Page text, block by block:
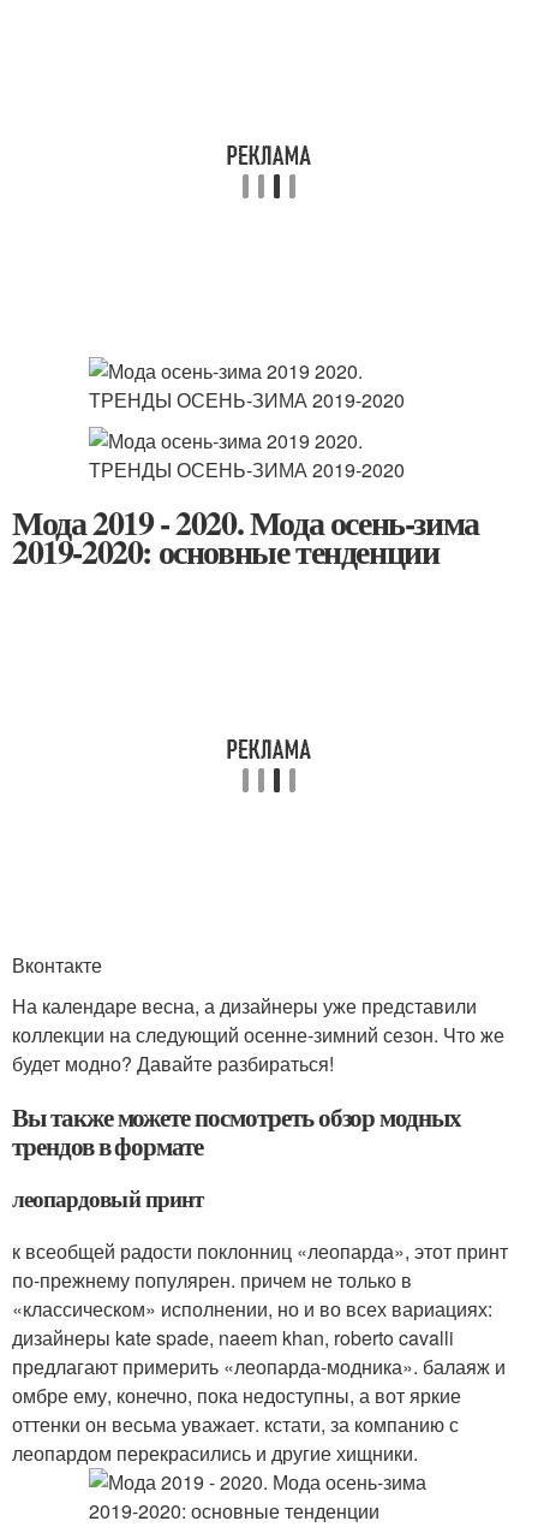
Мода 2019 - 2020. Мода осень-зима
2019-2020: основные тенденции
Вконтакте
На календаре весна, а дизайнеры уже представили
коллекции на следующий осенне-зимний сезон. Что же
будет модно? Давайте разбираться!
Вы также можете посмотреть обзор модных
трендов в формате
леопардовый принт
к всеобщей радости поклонниц «леопарда», этот принт
по-прежнему популярен. причем не только в
«классическом» исполнении, но и во всех вариациях:
дизайнеры kate spade, naeem khan, roberto cavalli
предлагают примерить «леопарда-модника». балаяж и
омбре ему, конечно, пока недоступны, а вот яркие
оттенки он весьма уважает. кстати, за компанию с
леопардом перекрасились и другие хищники.